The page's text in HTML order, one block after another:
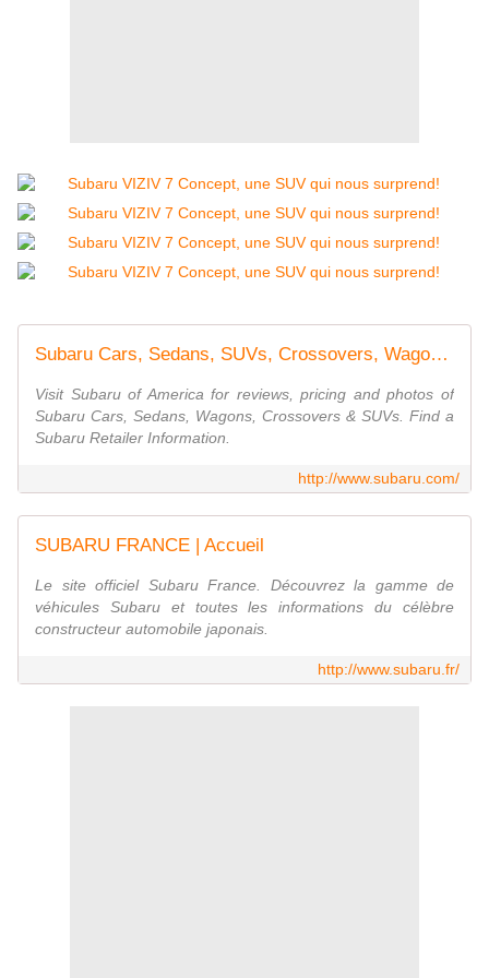
Subaru Cars, Sedans, SUVs, Crossovers, Wagons | Subaru of America
Visit Subaru of America for reviews, pricing and photos of
Subaru Cars, Sedans, Wagons, Crossovers & SUVs. Find a
Subaru Retailer Information.
http://www.subaru.com/
SUBARU FRANCE | Accueil
Le site officiel Subaru France. Découvrez la gamme de
véhicules Subaru et toutes les informations du célèbre
constructeur automobile japonais.
http://www.subaru.fr/